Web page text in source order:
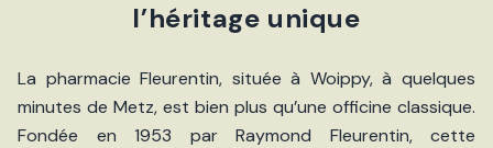
l’héritage unique
La pharmacie Fleurentin, située à Woippy, à quelques
minutes de Metz, est bien plus qu’une officine classique.
Fondée en 1953 par Raymond Fleurentin, cette